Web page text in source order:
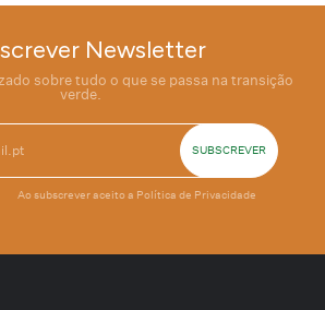
Newsletter
sobre tudo o que se passa na transição
verde.
Ao subscrever aceito a Política de Privacidade